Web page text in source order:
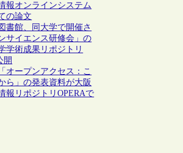
報オンラインシステム
の論文
書館、同大学で開催さ
サイエンス研修会」の
学術成果リポジトリ
開
オープンアクセス：こ
ら」の発表資料が大阪
報リポジトリOPERAで